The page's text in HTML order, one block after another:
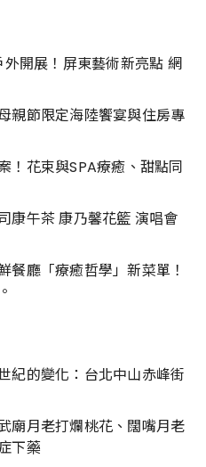
開展！屏東藝術新亮點 網
親節限定海陸饗宴與住房專
！花束與SPA療癒、甜點同
康午茶 康乃馨花籃 演唱會
餐廳「療癒哲學」新菜單！
紀的變化：台北中山赤峰街
廟月老打爛桃花、闊嘴月老
下藥